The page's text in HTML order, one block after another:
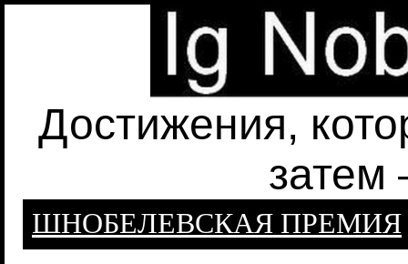
Достижения,
затем
ШНОБЕЛЕВСКАЯ ПРЕМИЯ